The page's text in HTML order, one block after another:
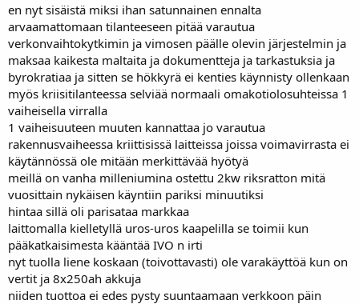
en nyt sisäistä miksi ihan satunnainen ennalta
arvaamattomaan tilanteeseen pitää varautua
verkonvaihtokytkimin ja vimosen päälle olevin järjestelmin ja
maksaa kaikesta maltaita ja dokumentteja ja tarkastuksia ja
byrokratiaa ja sitten se hökkyrä ei kenties käynnisty ollenkaan
myös kriisitilanteessa selviää normaali omakotiolosuhteissa 1
vaiheisella virralla
1 vaiheisuuteen muuten kannattaa jo varautua
rakennusvaiheessa kriittisissä laitteissa joissa voimavirrasta ei
käytännössä ole mitään merkittävää hyötyä
meillä on vanha milleniumina ostettu 2kw riksratton mitä
vuosittain nykäisen käyntiin pariksi minuutiksi
hintaa sillä oli parisataa markkaa
laittomalla kielletyllä uros-uros kaapelilla se toimii kun
pääkatkaisimesta kääntää IVO n irti
nyt tuolla liene koskaan (toivottavasti) ole varakäyttöä kun on
vertit ja 8x250ah akkuja
niiden tuottoa ei edes pysty suuntaamaan verkkoon päin